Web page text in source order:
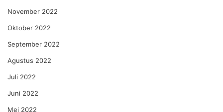
November 2022
Oktober 2022
September 2022
Agustus 2022
Juli 2022
Juni 2022
Mei 2022